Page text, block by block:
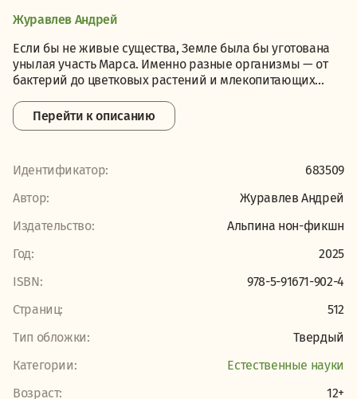
Журавлев Андрей
Если бы не живые существа, Земле была бы уготована
унылая участь Марса. Именно разные организмы — от
бактерий до цветковых растений и млекопитающих...
Перейти к описанию
Идентификатор:
683509
Автор:
Журавлев Андрей
Издательство:
Альпина нон-фикшн
Год:
2025
ISBN:
978-5-91671-902-4
Страниц:
512
Тип обложки:
Твердый
Категории:
Естественные науки
Возраст:
12+